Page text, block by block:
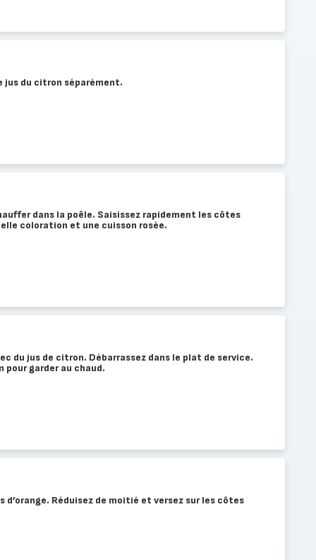
jus du citron séparément.
dans la poêle. Saisissez rapidement les côtes
coloration et une cuisson rosée.
du jus de citron. Débarrassez dans le plat de service.
pour garder au chaud.
d’orange. Réduisez de moitié et versez sur les côtes